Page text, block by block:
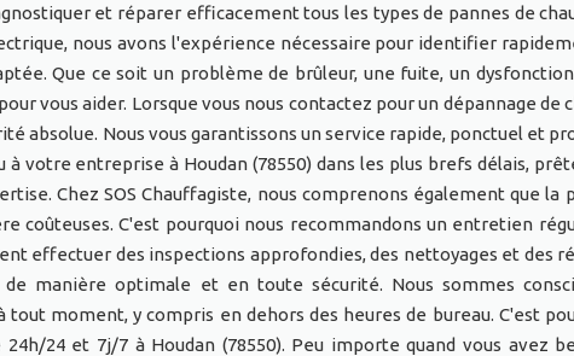
et réparer efficacement tous les types de pannes de
nous avons l'expérience nécessaire pour identifier
Que ce soit un problème de brûleur, une fuite, un
vous aider. Lorsque vous nous contactez pour un dépannage de
absolue. Nous vous garantissons un service rapide, ponctuel et
votre entreprise à Houdan (78550) dans les plus brefs délais,
Chez SOS Chauffagiste, nous comprenons également que
coûteuses. C'est pourquoi nous recommandons un entretien
effectuer des inspections approfondies, des nettoyages et des
manière optimale et en toute sécurité. Nous sommes
moment, y compris en dehors des heures de bureau. C'est
24 et 7j/7 à Houdan (78550). Peu importe quand vous avez